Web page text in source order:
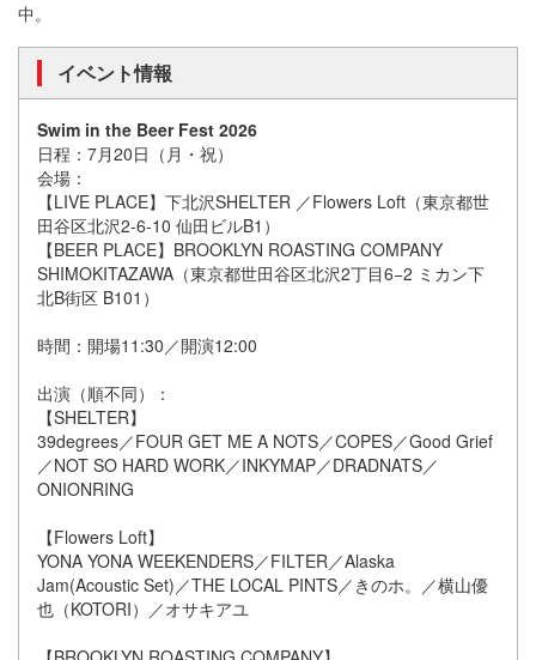
中。
イベント情報
Swim in the Beer Fest 2026
日程：7月20日（月・祝）
会場：
【LIVE PLACE】下北沢SHELTER ／Flowers Loft（東京都世
田谷区北沢2-6-10 仙田ビルB1）
【BEER PLACE】BROOKLYN ROASTING COMPANY
SHIMOKITAZAWA（東京都世田谷区北沢2丁目6−2 ミカン下
北B街区 B101）
時間：開場11:30／開演12:00
出演（順不同）：
【SHELTER】
39degrees／FOUR GET ME A NOTS／COPES／Good Grief
／NOT SO HARD WORK／INKYMAP／DRADNATS／
ONIONRING
【Flowers Loft】
YONA YONA WEEKENDERS／FILTER／Alaska
Jam(Acoustic Set)／THE LOCAL PINTS／きのホ。／横山優
也（KOTORI）／オサキアユ